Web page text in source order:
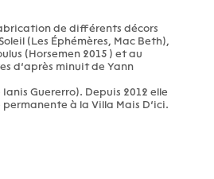
de différents décors
(Les Éphémères, Mac Beth),
(Horsemen 2015 ) et au
d’après minuit de Yann
Guererro). Depuis 2012 elle
à la Villa Mais D’ici.